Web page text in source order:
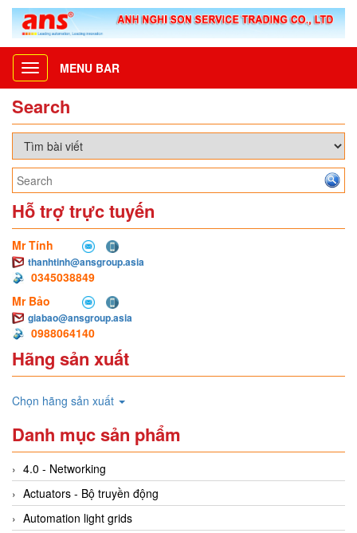
Toggle
navigation
MENU BAR
Search
Hỗ trợ trực tuyến
Mr Tính
thanhtinh@ansgroup.asia
0345038849
Mr Bảo
giabao@ansgroup.asia
0988064140
Hãng sản xuất
Chọn hãng sản xuất
Danh mục sản phẩm
4.0 - Networking
Actuators - Bộ truyền động
Automation light grids